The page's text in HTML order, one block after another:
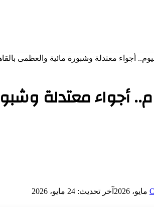
أجواء معتدلة وشبورة مائية والعظمى بالقاهرة 31
معتدلة وشبورة
آخر تحديث: 24 مايو، 2026